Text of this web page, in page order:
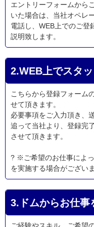
エントリーフォームから
いた場合は、当社オペレ
電話し、WEB上でのご登
説明致します。
2.WEB上でスタ
こちらから登録フォーム
せて頂きます。
必要事項をご入力頂き、
追って当社より、登録完
させて頂きます。
? ※ご希望のお仕事によ
を実施する場合がございま
3.ドムからお仕事